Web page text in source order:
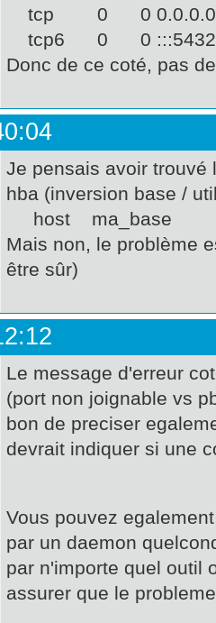
tcp 0 0
tcp6 0 0
Donc de ce coté, pas
Je pensais avoir trouvé
hba (inversion base /
host ma_base
Mais non, le problème
être sûr)
Le message d'erreur
(port non joignable vs
bon de preciser
devrait indiquer si une
Vous pouvez
par un daemon
par n'importe quel outil
assurer que le